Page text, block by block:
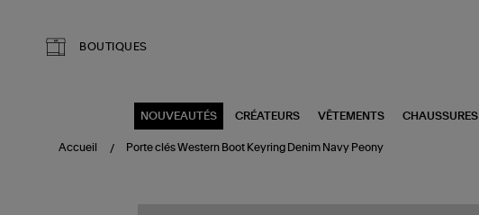
BOUTIQUES
NOUVEAUTÉS CRÉATEURS VÊTEMENTS CHAUSSURES
Accueil Porte clés Western Boot Keyring Denim Navy Peony